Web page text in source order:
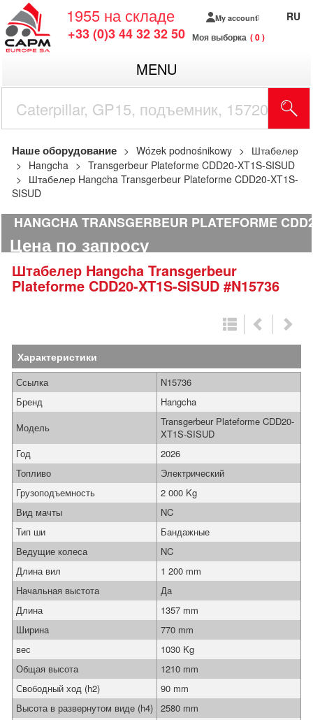
1955 на складе
+33 (0)3 44 32 32 50
My account
Моя выборка 0
RU
MENU
Наше оборудование Wózek podnośnikowy
Штабелер
Hangcha
Transgerbeur Plateforme CDD20-XT1S-SISUD
Штабелер Hangcha Transgerbeur Plateforme CDD20-XT1S-
SISUD
HANGCHA TRANSGERBEUR PLATEFORME
Цена по запросу
Штабелер Hangcha Transgerbeur
Plateforme CDD20-XT1S-SISUD #N15736
Характеристики
Ссылка
N15736
Бренд
Hangcha
Модель
Transgerbeur Plateforme CDD20-
XT1S-SISUD
Год
2026
Топливо
Электрический
Грузоподъемность
2 000 Kg
Вид мачты
NC
Тип ши
Бандажные
Ведущие колеса
NC
Длина вил
1 200 mm
Начальная выстота
Да
Длина
1357 mm
Ширина
770 mm
вес
1030 Kg
Общая высота
1210 mm
Свободный ход (h2)
90 mm
Высота в развернутом виде (h4) 2580 mm